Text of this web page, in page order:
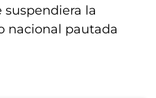
suspendiera la
nacional pautada